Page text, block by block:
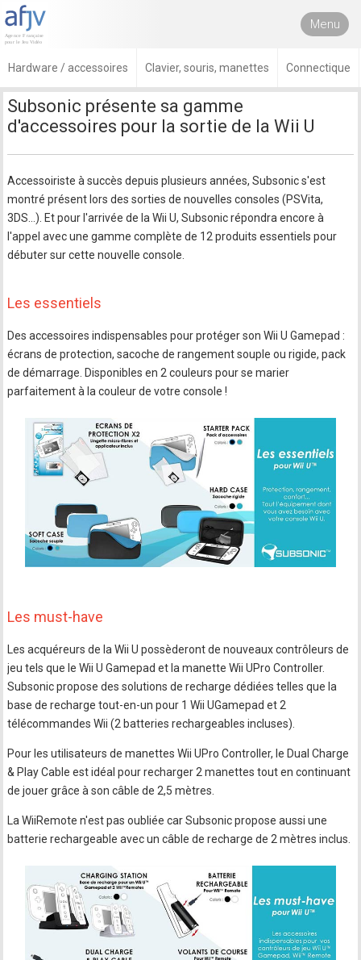
Menu
Hardware / accessoires Clavier, souris, manettes Connectique
Subsonic présente sa gamme
d'accessoires pour la sortie de la Wii U
Accessoiriste à succès depuis plusieurs années, Subsonic s'est
montré présent lors des sorties de nouvelles consoles (PSVita,
3DS...). Et pour l'arrivée de la Wii U, Subsonic répondra encore à
l'appel avec une gamme complète de 12 produits essentiels pour
débuter sur cette nouvelle console.
Les essentiels
Des accessoires indispensables pour protéger son Wii U Gamepad :
écrans de protection, sacoche de rangement souple ou rigide, pack
de démarrage. Disponibles en 2 couleurs pour se marier
parfaitement à la couleur de votre console !
Les must-have
Les acquéreurs de la Wii U possèderont de nouveaux contrôleurs de
jeu tels que le Wii U Gamepad et la manette Wii UPro Controller.
Subsonic propose des solutions de recharge dédiées telles que la
base de recharge tout-en-un pour 1 Wii UGamepad et 2
télécommandes Wii (2 batteries rechargeables incluses).
Pour les utilisateurs de manettes Wii UPro Controller, le Dual Charge
& Play Cable est idéal pour recharger 2 manettes tout en continuant
de jouer grâce à son câble de 2,5 mètres.
La WiiRemote n'est pas oubliée car Subsonic propose aussi une
batterie rechargeable avec un câble de recharge de 2 mètres inclus.